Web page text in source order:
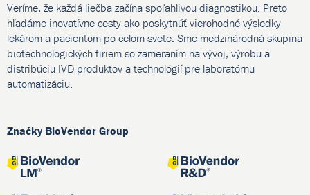
Veríme, že každá liečba začína spoľahlivou diagnostikou. Preto
hľadáme inovatívne cesty ako poskytnúť vierohodné výsledky
lekárom a pacientom po celom svete. Sme medzinárodná skupina
biotechnologických firiem so zameraním na vývoj, výrobu a
distribúciu IVD produktov a technológií pre laboratórnu
automatizáciu.
Značky BioVendor Group